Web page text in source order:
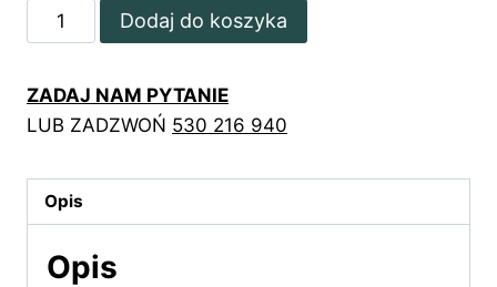
ilość
Terminarzyki
różowymi
piwoniami
białym
logo
Dodaj do koszyka
ZADAJ NAM PYTANIE
LUB ZADZWOŃ 530 216 940
Opis
Opis